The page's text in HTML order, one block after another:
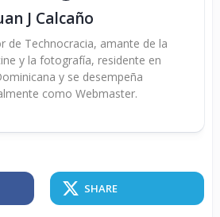
J Calcaño
de Technocracia, amante de la
y la fotografía, residente en
y se desempeña
como Webmaster.
SHARE